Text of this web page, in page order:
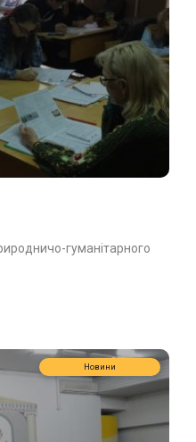
гуманітарного
Новини